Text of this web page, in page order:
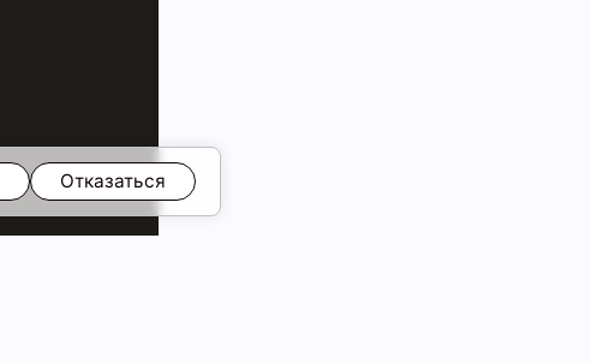
Отказаться